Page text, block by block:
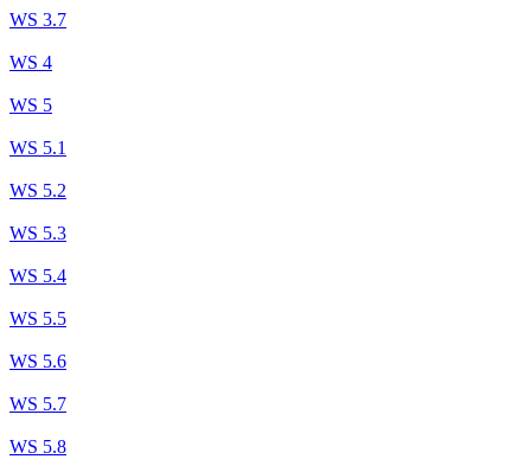
WS 3.7
WS 4
WS 5
WS 5.1
WS 5.2
WS 5.3
WS 5.4
WS 5.5
WS 5.6
WS 5.7
WS 5.8